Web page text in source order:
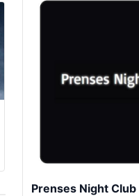
Prenses Night Club